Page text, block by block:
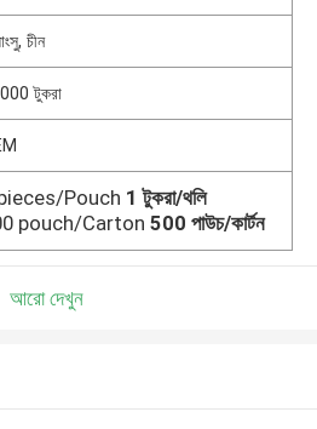
চীন
টুকরা
Pouch 1 টুকরা/থলি
pouch/Carton 500 পাউচ/কার্টন
আরো দেখুন